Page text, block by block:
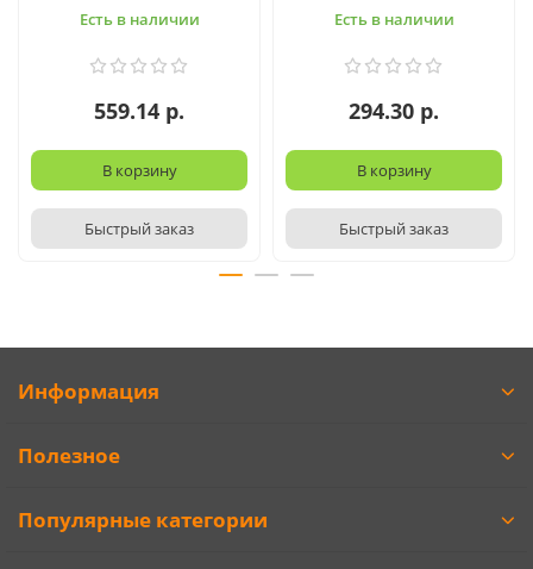
Есть в наличии
559.14 р.
В корзину
Быстрый заказ
Есть в наличии
294.30 р.
В корзину
Быстрый заказ
Информация
Полезное
Популярные категории